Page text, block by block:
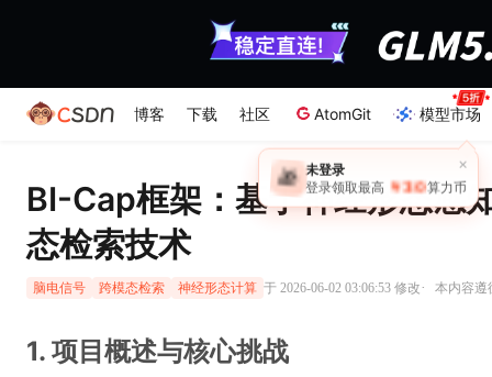
博客 下载 社区 AtomGit 模型市场
×
🎁 未登录
登录领取最高 ￥30 算力币
BI-Cap框架：基于神经形态感
态检索技术
脑电信号 跨模态检索 神经形态计算 于 2026-06-02 03:06:53 修改· 本内容遵
1. 项目概述与核心挑战